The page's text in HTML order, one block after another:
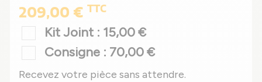
209,00 € TTC
Kit Joint : 15,00 €
Consigne : 70,00 €
Recevez votre pièce sans attendre.